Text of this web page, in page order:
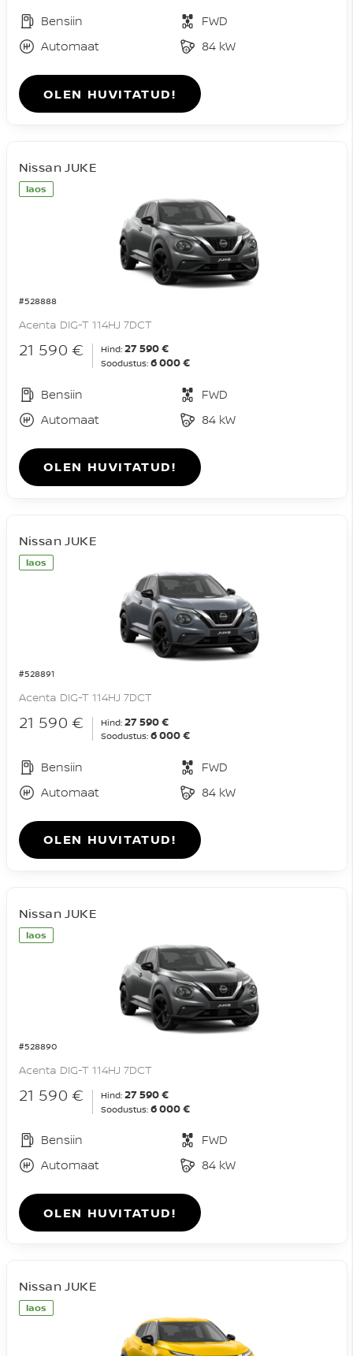
Bensiin
FWD
Automaat
84 kW
OLEN HUVITATUD!
laos
#528888
Nissan JUKE
Acenta DIG-T 114HJ 7DCT
21 590 € Hind: 27 590 €
Soodustus: 6 000 €
Bensiin
FWD
Automaat
84 kW
OLEN HUVITATUD!
laos
#528891
Nissan JUKE
Acenta DIG-T 114HJ 7DCT
21 590 € Hind: 27 590 €
Soodustus: 6 000 €
Bensiin
FWD
Automaat
84 kW
OLEN HUVITATUD!
laos
#528890
Nissan JUKE
Acenta DIG-T 114HJ 7DCT
21 590 € Hind: 27 590 €
Soodustus: 6 000 €
Bensiin
FWD
Automaat
84 kW
OLEN HUVITATUD!
laos
Nissan JUKE